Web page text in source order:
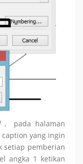
, pada halaman
yang ingin
setiap pemberian
angka 1 ketikan